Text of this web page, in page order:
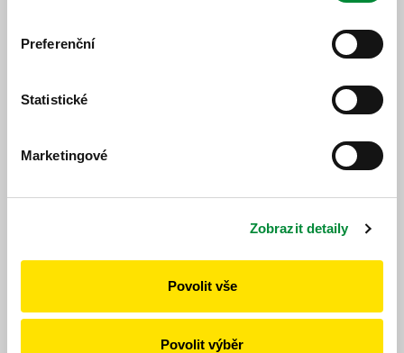
Preferenční
Statistické
Marketingové
Zobrazit detaily
Povolit vše
Povolit výběr
Jízdní řád
Zpět